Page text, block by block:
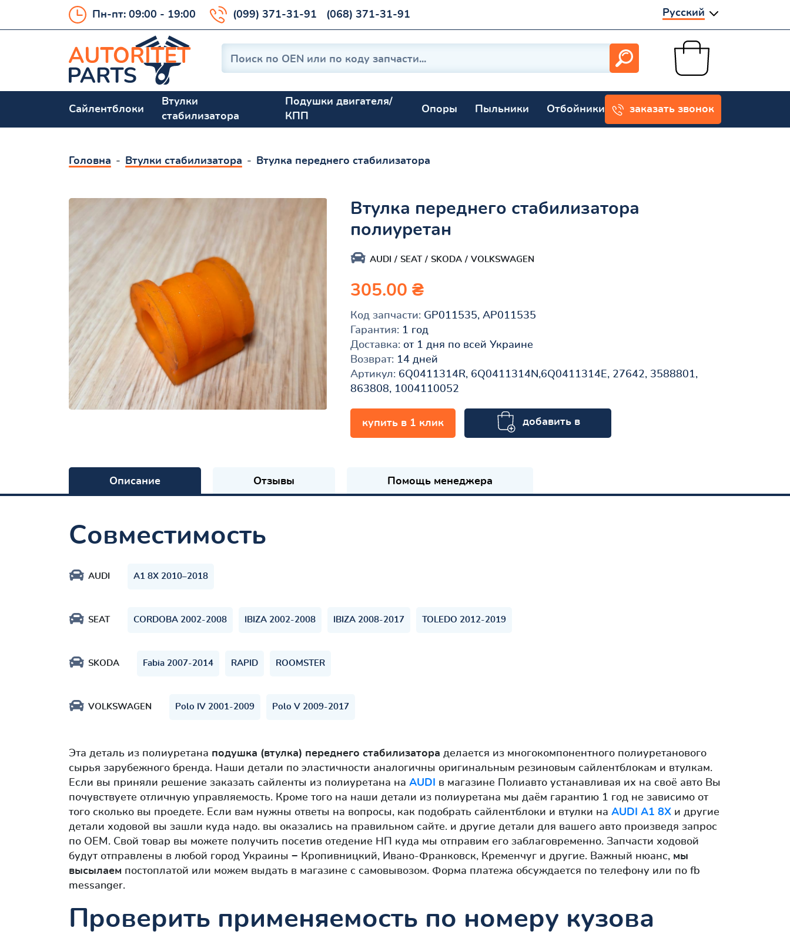
Пн-пт: 09:00 - 19:00 (099) 371-31-91 (068) 371-31-91 Русский
Сайлентблоки
Втулки
стабилизатора
Подушки двигателя/
КПП
Опоры Пыльники Отбойники заказать звонок
Головна Втулки стабилизатора Втулка переднего стабилизатора
Втулка переднего стабилизатора
полиуретан
AUDI SEAT SKODA VOLKSWAGEN
305.00 ₴
Код запчасти: GP011535, AP011535
Гарантия: 1 год
Доставка: от 1 дня по всей Украине
Возврат: 14 дней
Артикул: 6Q0411314R, 6Q0411314N,6Q0411314E, 27642, 3588801,
863808, 1004110052
купить в 1 клик
добавить в
корзину
Описание Отзывы Помощь менеджера
Совместимость
AUDI A1 8X 2010–2018
SEAT CORDOBA 2002-2008 IBIZA 2002-2008 IBIZA 2008-2017 TOLEDO 2012-2019
SKODA Fabia 2007-2014 RAPID ROOMSTER
VOLKSWAGEN Polo IV 2001-2009 Polo V 2009-2017
Эта деталь из полиуретана подушка (втулка) переднего стабилизатора делается из многокомпонентного полиуретанового
сырья зарубежного бренда. Наши детали по эластичности аналогичны оригинальным резиновым сайлентблокам и втулкам.
Если вы приняли решение заказать сайленты из полиуретана на AUDI в магазине Полиавто устанавливая их на своё авто Вы
почувствуете отличную управляемость. Кроме того на наши детали из полиуретана мы даём гарантию 1 год не зависимо от
того сколько вы проедете. Если вам нужны ответы на вопросы, как подобрать сайлентблоки и втулки на AUDI A1 8X и другие
детали ходовой вы зашли куда надо. вы оказались на правильном сайте. и другие детали для вашего авто произведя запрос
по OEM. Свой товар вы можете получить посетив отедение НП куда мы отправим его заблаговременно. Запчасти ходовой
будут отправлены в любой город Украины − Кропивницкий, Ивано-Франковск, Кременчуг и другие. Важный нюанс, мы
высылаем постоплатой или можем выдать в магазине с самовывозом. Форма платежа обсуждается по телефону или по fb
messanger.
Проверить применяемость по номеру кузова